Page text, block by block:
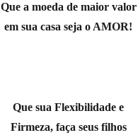
Que a moeda de maior valor
em sua casa seja o AMOR!
Que sua Flexibilidade e
Firmeza, faça seus filhos